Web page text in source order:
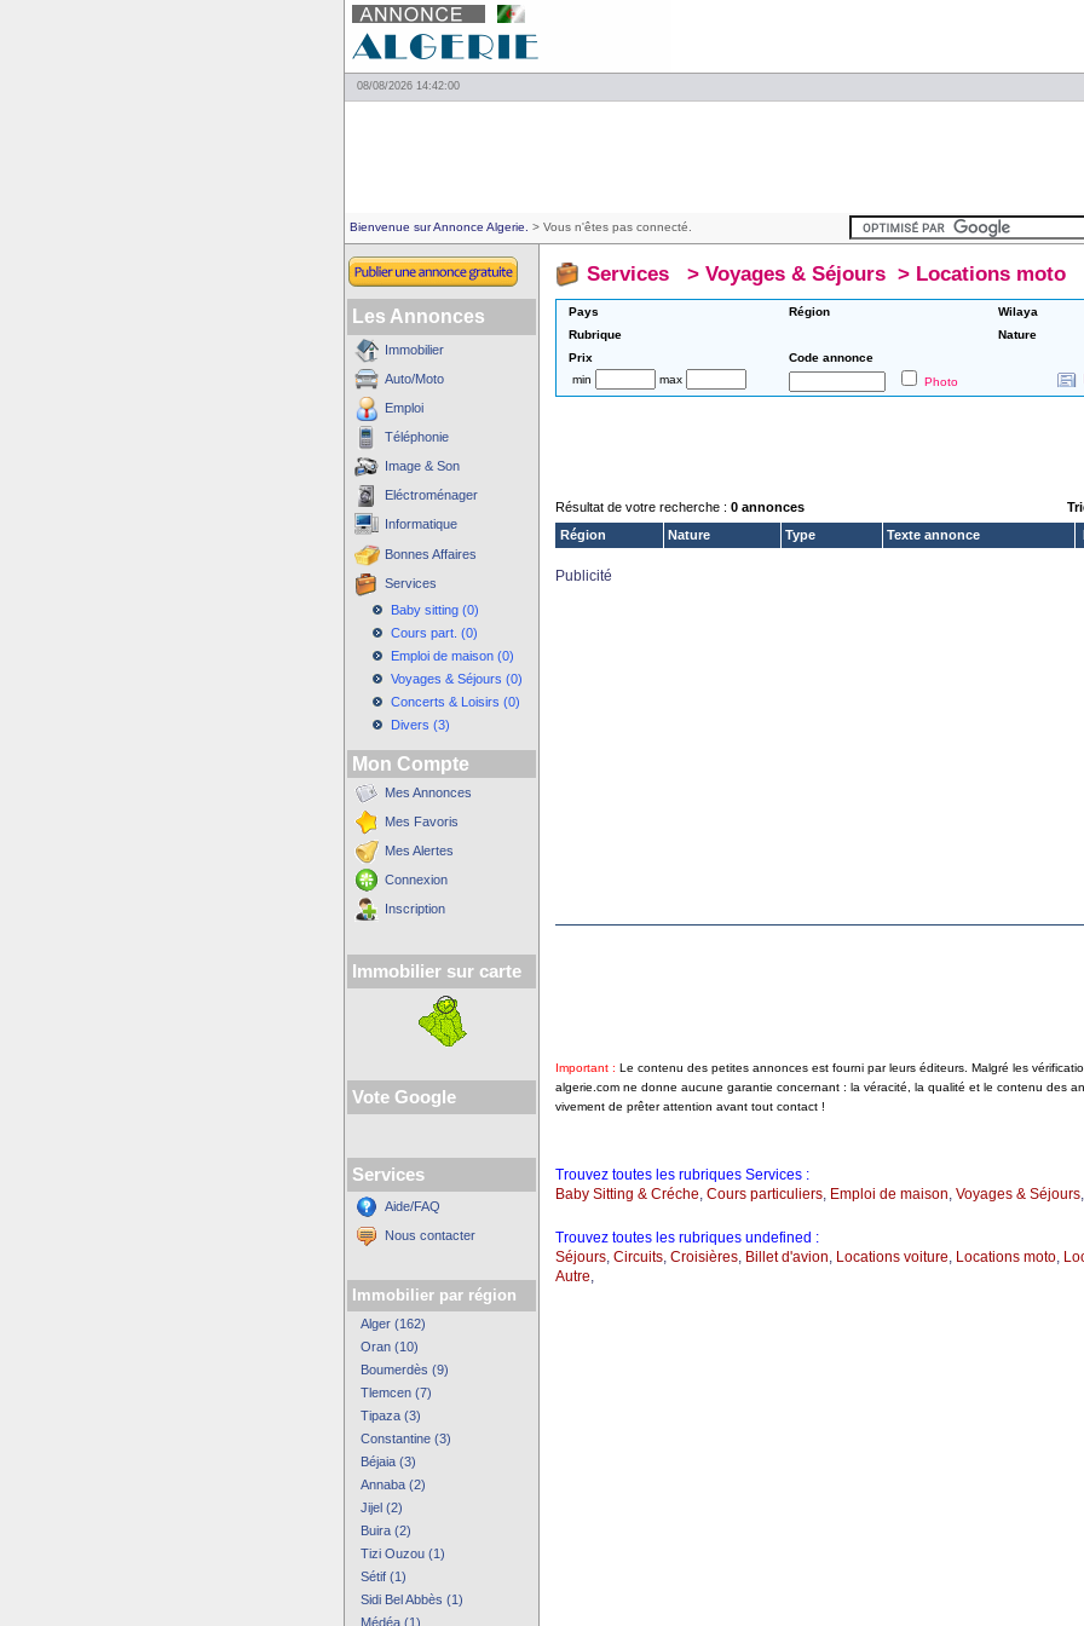
08/08/2026 14:42:00
Bienvenue sur Annonce Algerie. > Vous n'êtes pas connecté.
Les Annonces
Immobilier
Auto/Moto
Emploi
Téléphonie
Image & Son
Eléctroménager
Informatique
Bonnes Affaires
Services
Baby sitting (0)
Cours part. (0)
Emploi de maison (0)
Voyages & Séjours (0)
Concerts & Loisirs (0)
Divers (3)
Mon Compte
Mes Annonces
Mes Favoris
Mes Alertes
Connexion
Inscription
Immobilier sur carte
Vote Google
Services
Aide/FAQ
Nous contacter
Immobilier par région
Alger (162)
Oran (10)
Boumerdès (9)
Tlemcen (7)
Tipaza (3)
Constantine (3)
Béjaia (3)
Annaba (2)
Jijel (2)
Buira (2)
Tizi Ouzou (1)
Sétif (1)
Sidi Bel Abbès (1)
Médéa (1)
Services > Voyages & Séjours> Locations moto
Pays Région Wilaya
Rubrique
Nature
Prix
Code annonce
min
max Photo
Résultat de votre recherche : 0 annonces
Région
Nature Type Texte annonce
Publicité
Important : Le contenu des petites annonces est fourni par leurs éditeurs. Malgré les
algerie.com ne donne aucune garantie concernant : la véracité, la qualité et le contenu des
vivement de prêter attention avant tout contact !
Trouvez toutes les rubriques Services :
Baby Sitting & Créche, Cours particuliers, Emploi de maison, Voyages & Séjours,
Trouvez toutes les rubriques undefined :
Séjours, Circuits, Croisières, Billet d'avion, Locations voiture, Locations moto,
Autre,